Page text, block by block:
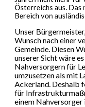
Österreichs aus. Das
Bereich von
Unser
Wunsch nach einer
Gemeinde. Diesen
unserer Sicht wäre
Nahversorgern für
umzusetzen als mit
Ackerland. Deshalb
für
einem Nahversorger